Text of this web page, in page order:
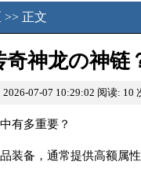
>> 正文
神龙の神链
2026-07-07 10:29:02 阅读: 10
有多重要？
装备，通常提供高额属